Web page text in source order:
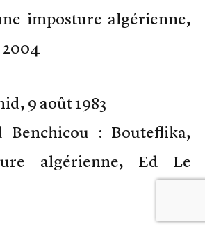
imposture algérienne,
9 août 1983
Benchicou : Bouteflika,
algérienne, Ed Le